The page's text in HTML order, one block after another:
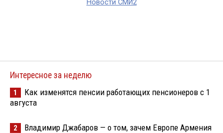
Новости СМИ2
Интересное за неделю
1
Как изменятся пенсии работающих пенсионеров с 1
августа
2 Владимир Джабаров — о том, зачем Европе Армения